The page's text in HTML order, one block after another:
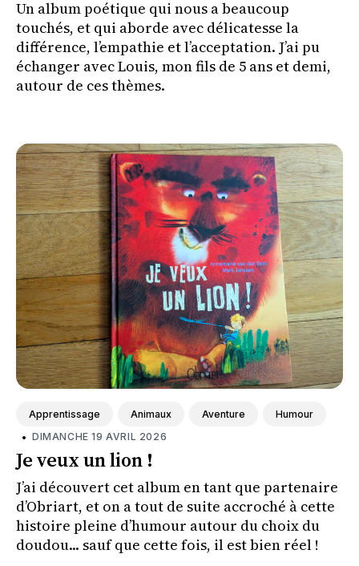
Un album poétique qui nous a beaucoup
touchés, et qui aborde avec délicatesse la
différence, l’empathie et l’acceptation. J’ai pu
échanger avec Louis, mon fils de 5 ans et demi,
autour de ces thèmes.
Apprentissage Animaux Aventure Humour
• DIMANCHE 19 AVRIL 2026
Je veux un lion !
J’ai découvert cet album en tant que partenaire
d’Obriart, et on a tout de suite accroché à cette
histoire pleine d’humour autour du choix du
doudou... sauf que cette fois, il est bien réel !